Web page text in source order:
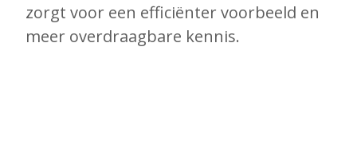
zorgt voor een efficiënter voorbeeld en
meer overdraagbare kennis.